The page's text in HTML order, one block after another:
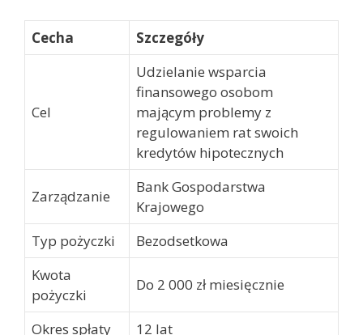
Cecha Szczegóły
Cel
Udzielanie wsparcia
finansowego osobom
mającym problemy z
regulowaniem rat swoich
kredytów hipotecznych
Zarządzanie
Bank Gospodarstwa
Krajowego
Typ pożyczki
Bezodsetkowa
Kwota
pożyczki
Do 2 000 zł miesięcznie
Okres spłaty 12 lat